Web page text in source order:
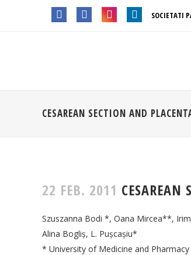
SOCIETATI
CESAREAN SECTION AND
22 FEB. 2011
Szuszanna Bodi *, Oana Mircea**,
Alina Bogliş, L. Puşcaşiu*
* University of Medicine and